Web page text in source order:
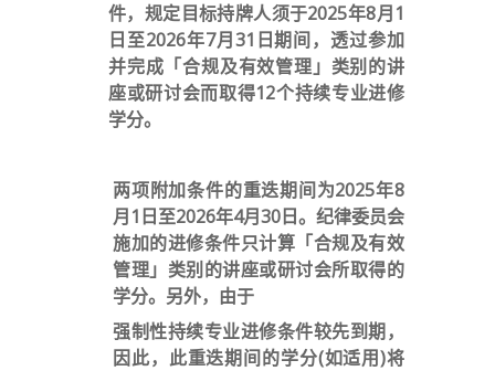
件，规定目标持牌人须于2025年8月1
日至2026年7月31日期间，透过参加
并完成「合规及有效管理」类别的讲
座或研讨会而取得12个持续专业进修
学分。
两项附加条件的重迭期间为2025年8
月1日至2026年4月30日。纪律委员会
施加的进修条件只计算「合规及有效
管理」类别的讲座或研讨会所取得的
学分。另外，由于
强制性持续专业进修条件较先到期，
因此，此重迭期间的学分(如适用)将